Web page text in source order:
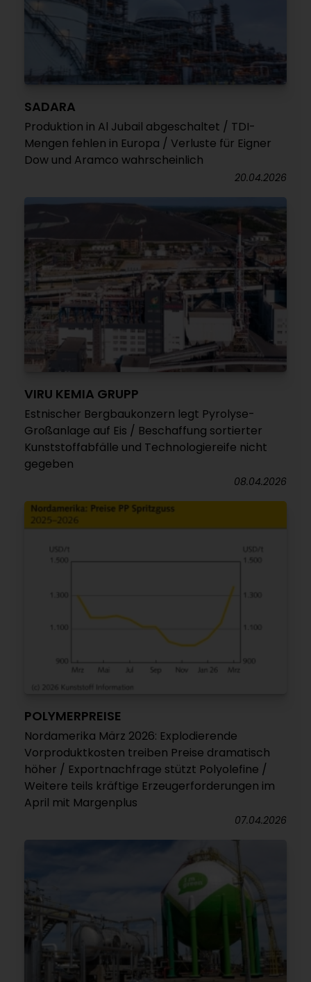
SADARA
Produktion in Al Jubail abgeschaltet / TDI-
Mengen fehlen in Europa / Verluste für Eigner
Dow und Aramco wahrscheinlich
20.04.2026
VIRU KEMIA GRUPP
Estnischer Bergbaukonzern legt Pyrolyse-
Großanlage auf Eis / Beschaffung sortierter
Kunststoffabfälle und Technologiereife nicht
gegeben
08.04.2026
POLYMERPREISE
Nordamerika März 2026: Explodierende
Vorproduktkosten treiben Preise dramatisch
höher / Exportnachfrage stützt Polyolefine /
Weitere teils kräftige Erzeugerforderungen im
April mit Margenplus
07.04.2026